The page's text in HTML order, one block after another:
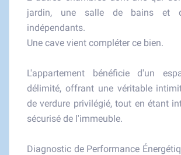
jardin, une salle de bains et
indépendants.
Une cave vient compléter ce bien.
L'appartement bénéficie d'un
délimité, offrant une véritable
de verdure privilégié, tout en étant
sécurisé de l'immeuble.
Diagnostic de Performance